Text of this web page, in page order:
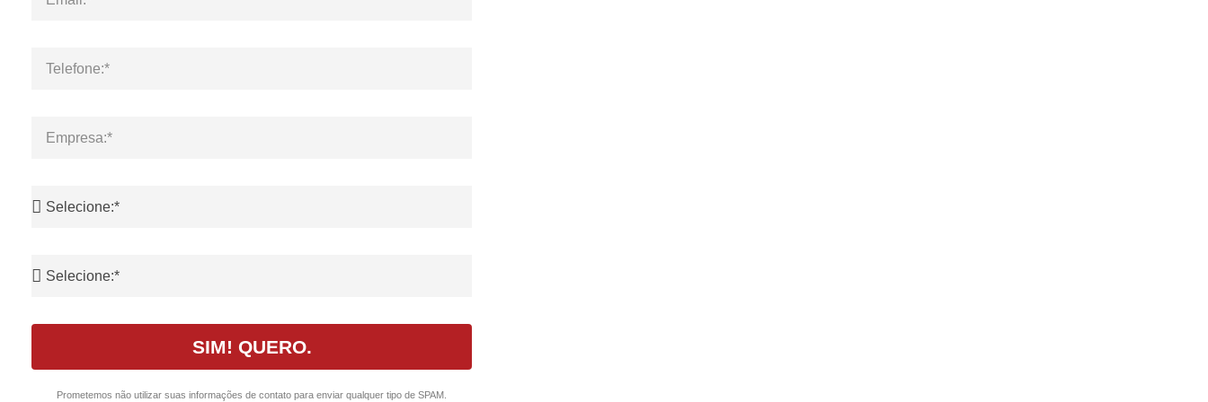
SIM! QUERO.
Prometemos não utilizar suas informações de contato para enviar qualquer tipo de SPAM.